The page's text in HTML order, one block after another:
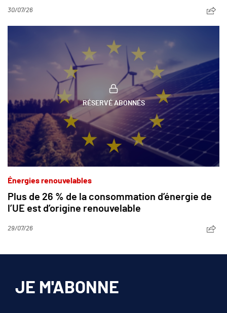
30/07/26
RÉSERVÉ ABONNÉS
Énergies renouvelables
Plus de 26 % de la consommation d’énergie de
l’UE est d’origine renouvelable
29/07/26
JE M'ABONNE